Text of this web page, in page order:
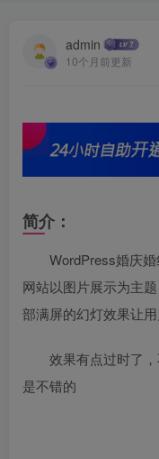
admin
10个月前更新
简介：
WordPress婚庆
网站以图片展示为主
部满屏的幻灯效果让用
效果有点过时了
是不错的